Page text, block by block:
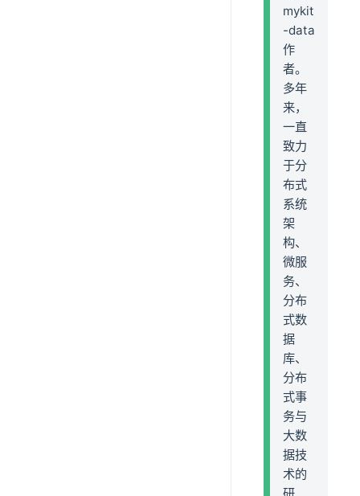
mykit
-data
作
者。
多年
来，
一直
致力
于分
布式
系统
架
构、
微服
务、
分布
式数
据
库、
分布
式事
务与
大数
据技
术的
研